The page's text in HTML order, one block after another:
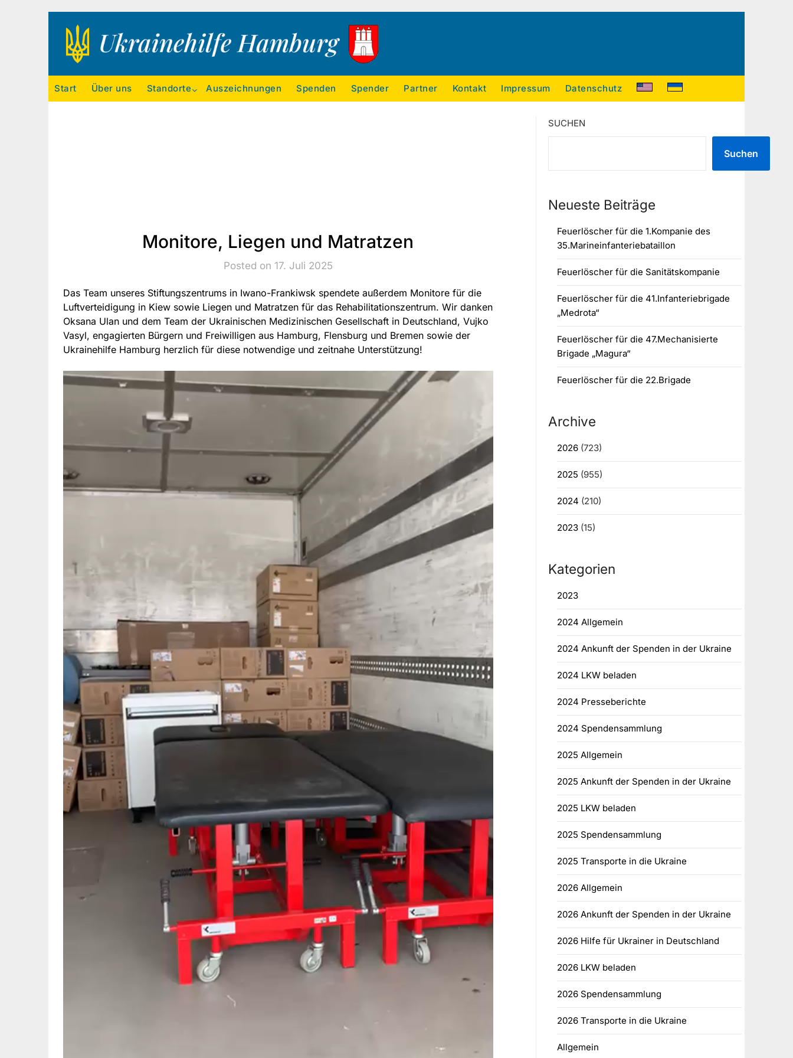
Ukrainehilfe Hamburg
Start Über uns Standorte Auszeichnungen Spenden Spender Partner Kontakt Impressum Datenschutz
Monitore, Liegen und Matratzen
Posted on 17. Juli 2025
Das Team unseres Stiftungszentrums in Iwano-Frankiwsk spendete außerdem Monitore für die
Luftverteidigung in Kiew sowie Liegen und Matratzen für das Rehabilitationszentrum. Wir danken
Oksana Ulan und dem Team der Ukrainischen Medizinischen Gesellschaft in Deutschland, Vujko
Vasyl, engagierten Bürgern und Freiwilligen aus Hamburg, Flensburg und Bremen sowie der
Ukrainehilfe Hamburg herzlich für diese notwendige und zeitnahe Unterstützung!
SUCHEN
Suchen
Neueste Beiträge
Feuerlöscher für die 1.Kompanie des
35.Marineinfanteriebataillon
Feuerlöscher für die Sanitätskompanie
Feuerlöscher für die 41.Infanteriebrigade
„Medrota“
Feuerlöscher für die 47.Mechanisierte
Brigade „Magura“
Feuerlöscher für die 22.Brigade
Archive
2026(723)
2025 (955)
2024 (210)
2023(15)
Kategorien
2023
2024 Allgemein
2024 Ankunft der Spenden in der Ukraine
2024 LKW beladen
2024 Presseberichte
2024 Spendensammlung
2025 Allgemein
2025 Ankunft der Spenden in der Ukraine
2025 LKW beladen
2025 Spendensammlung
2025 Transporte in die Ukraine
2026 Allgemein
2026 Ankunft der Spenden in der Ukraine
2026 Hilfe für Ukrainer in Deutschland
2026 LKW beladen
2026 Spendensammlung
2026 Transporte in die Ukraine
Allgemein